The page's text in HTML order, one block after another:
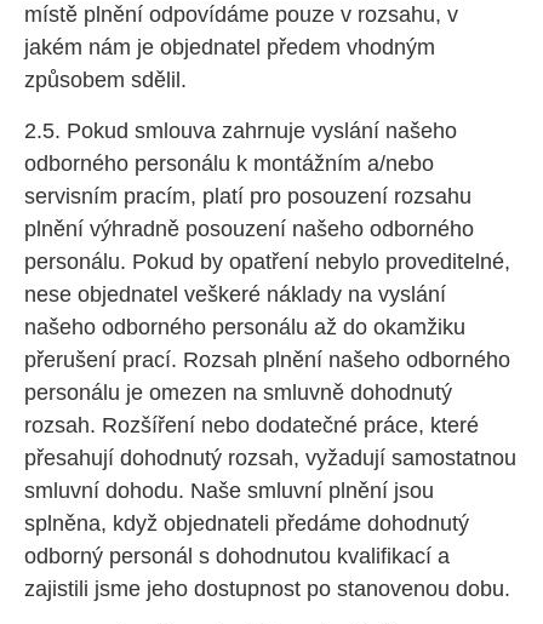
místě plnění odpovídáme pouze v rozsahu, v
jakém nám je objednatel předem vhodným
způsobem sdělil.
2.5. Pokud smlouva zahrnuje vyslání našeho
odborného personálu k montážním a/nebo
servisním pracím, platí pro posouzení rozsahu
plnění výhradně posouzení našeho odborného
personálu. Pokud by opatření nebylo proveditelné,
nese objednatel veškeré náklady na vyslání
našeho odborného personálu až do okamžiku
přerušení prací. Rozsah plnění našeho odborného
personálu je omezen na smluvně dohodnutý
rozsah. Rozšíření nebo dodatečné práce, které
přesahují dohodnutý rozsah, vyžadují samostatnou
smluvní dohodu. Naše smluvní plnění jsou
splněna, když objednateli předáme dohodnutý
odborný personál s dohodnutou kvalifikací a
zajistili jsme jeho dostupnost po stanovenou dobu.